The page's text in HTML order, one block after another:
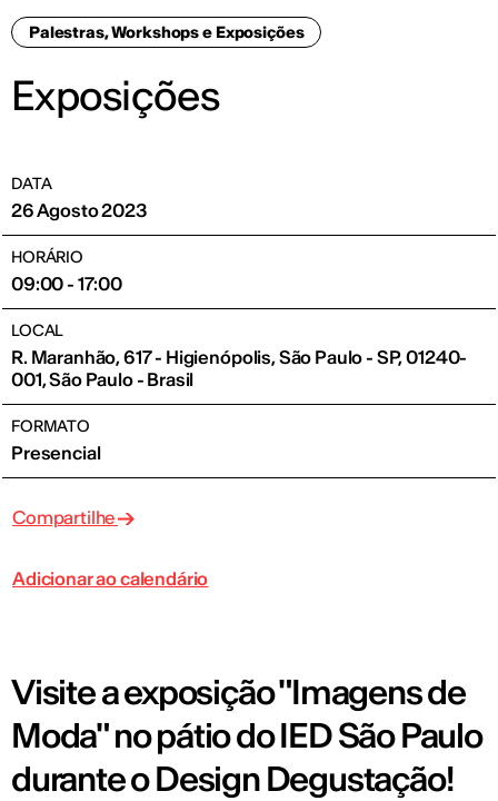
Palestras, Workshops e Exposições
Exposições
DATA
26 Agosto 2023
HORÁRIO
09:00 - 17:00
LOCAL
R. Maranhão, 617 - Higienópolis, São Paulo - SP, 01240-
001, São Paulo - Brasil
FORMATO
Presencial
Compartilhe
Adicionar ao calendário
Visite a exposição "Imagens de
Moda" no pátio do IED São Paulo
durante o Design Degustação!